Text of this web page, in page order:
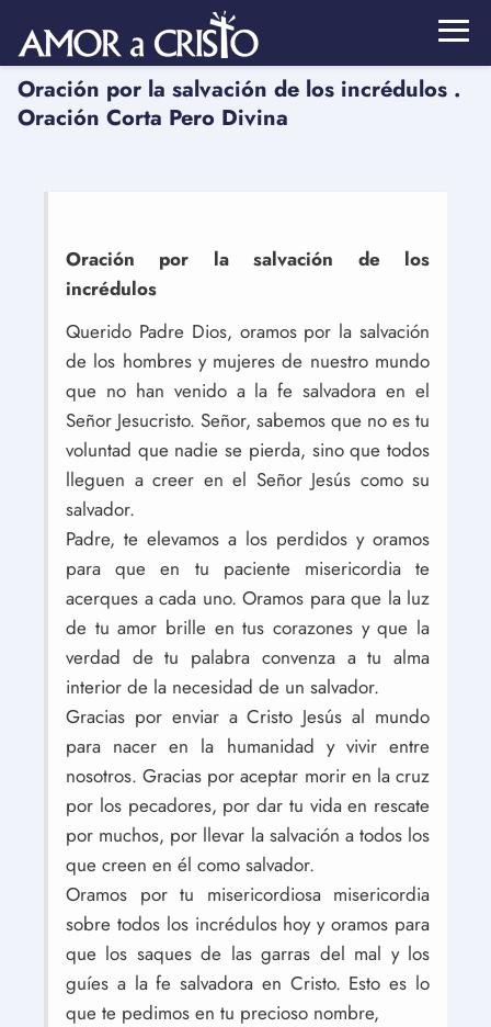
Oración por la salvación de los incrédulos .
Oración Corta Pero Divina
Oración por la salvación de los
incrédulos
Querido Padre Dios, oramos por la salvación
de los hombres y mujeres de nuestro mundo
que no han venido a la fe salvadora en el
Señor Jesucristo. Señor, sabemos que no es tu
voluntad que nadie se pierda, sino que todos
lleguen a creer en el Señor Jesús como su
salvador.
Padre, te elevamos a los perdidos y oramos
para que en tu paciente misericordia te
acerques a cada uno. Oramos para que la luz
de tu amor brille en tus corazones y que la
verdad de tu palabra convenza a tu alma
interior de la necesidad de un salvador.
Gracias por enviar a Cristo Jesús al mundo
para nacer en la humanidad y vivir entre
nosotros. Gracias por aceptar morir en la cruz
por los pecadores, por dar tu vida en rescate
por muchos, por llevar la salvación a todos los
que creen en él como salvador.
Oramos por tu misericordiosa misericordia
sobre todos los incrédulos hoy y oramos para
que los saques de las garras del mal y los
guíes a la fe salvadora en Cristo. Esto es lo
que te pedimos en tu precioso nombre,